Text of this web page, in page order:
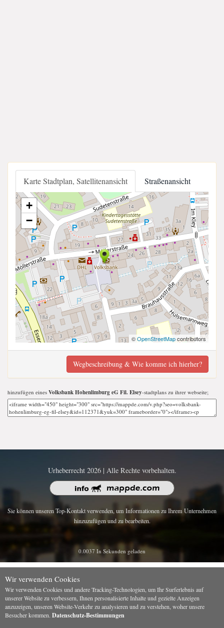
Karte Stadtplan, Satellitenansicht Straßenansicht
+
−
©OpenStreetMapcontributors
Wegbeschreibung & Wie komme ich hierher?
hinzufügen eines Volksbank Hohenlimburg eG Fil. Elsey-stadtplans zu ihrer webseite;
Urheberrecht 2026 | Alle Rechte vorbehalten.
Sie können unseren Top-Kontakt verwenden, um Informationen zu Ihrem Unternehmen
hinzuzufügen und zu bearbeiten.
0.0037 In Sekunden geladen
Wir verwenden Cookies
Wir verwenden Cookies und andere Tracking-Technologien, um Ihr Surferlebnis auf
unserer Website zu verbessern, Ihnen personalisierte Inhalte und gezielte Anzeigen
anzuzeigen, unseren Website-Verkehr zu analysieren und zu verstehen, woher unsere
Besucher kommen. Datenschutz-Bestimmungen